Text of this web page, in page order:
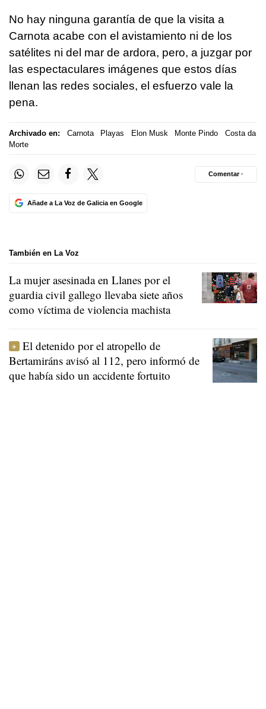
No hay ninguna garantía de que la visita a
Carnota acabe con el avistamiento ni de los
satélites ni del mar de ardora, pero, a juzgar por
las espectaculares imágenes que estos días
llenan las redes sociales, el esfuerzo vale la
pena.
Archivado en: Carnota Playas Elon Musk Monte Pindo
Costa da
Morte
Añade a La Voz de Galicia en Google
Comentar ·
También en La Voz
La mujer asesinada en Llanes por el
guardia civil gallego llevaba siete años
como víctima de violencia machista
El detenido por el atropello de
Bertamiráns avisó al 112, pero informó de
que había sido un accidente fortuito